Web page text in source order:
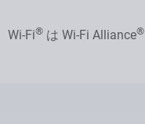
Wi-Fi® は Wi-Fi Alliance®